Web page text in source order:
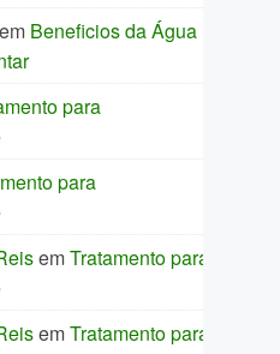
em Beneficios da Água
para
para
emTratamento para
emTratamento para